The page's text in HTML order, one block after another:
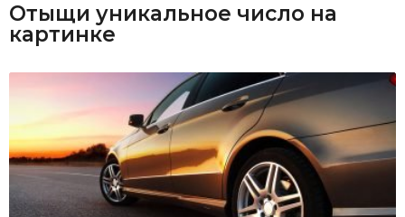
Отыщи уникальное число на
картинке